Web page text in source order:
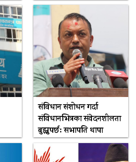
संविधान संशोधन गर्दा
संविधानभित्रका संवेदनशीलता
बुझ्नुपर्छ: सभापति थापा